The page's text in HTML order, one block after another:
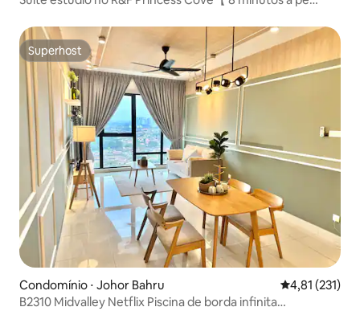
Superhost
Superhost
Condomínio ⋅ Johor Bahru 4,81 de uma
4,81 (231)
B2310 Midvalley Netflix Piscina de borda infinita